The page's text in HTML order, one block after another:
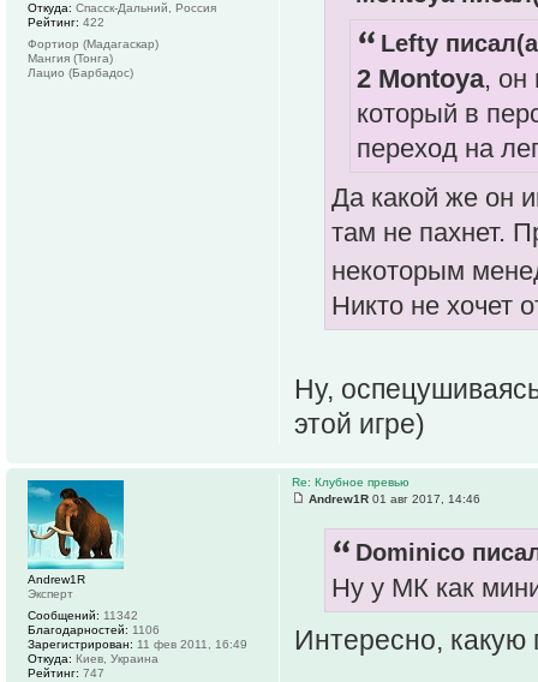
Lefty
2 Montoya, он
который в
переход на
Да какой же он
там не пахнет.
некоторым
Никто не хочет
Ну,
этой игре)
Откуда: Спасск-Дальний, Россия
Рейтинг: 422
Фортиор (Мадагаскар)
Мангия (Тонга)
Лацио (Барбадос)
Re: Клубное превью
Andrew1R 01 авг 2017, 14:46
Dominico
Ну у МК как
Интересно, какую
Andrew1R
Эксперт
Сообщений: 11342
Благодарностей: 1106
Зарегистрирован: 11 фев 2011, 16:49
Откуда: Киев, Украина
Рейтинг: 747